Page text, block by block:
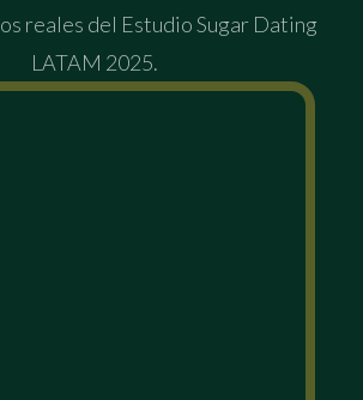
reales del Estudio Sugar Dating
LATAM 2025.